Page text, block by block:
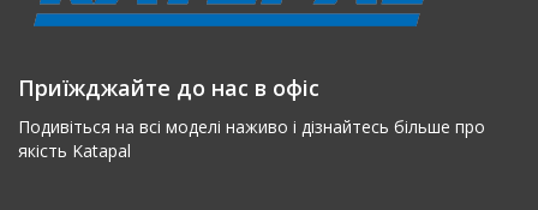
Приїжджайте до нас в офіс
Подивіться на всі моделі наживо і дізнайтесь більше про
якість Katapal